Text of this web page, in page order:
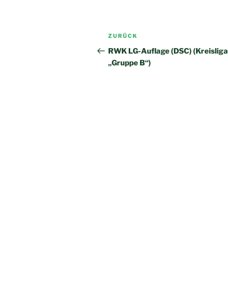
Beitragsnavigation
Vorheriger
Beitrag
ZURÜCK
RWK LG-Auflage (DSC) (Kreisliga
„Gruppe B“)